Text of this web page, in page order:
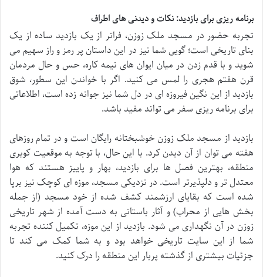
برنامه ریزی برای بازدید: نکات و دیدنی های اطراف
تجربه حضور در مسجد ملک زوزن، فراتر از یک بازدید ساده از یک
بنای تاریخی است؛ گویی شما نیز در این داستان پر رمز و راز سهیم می
شوید و با قدم زدن در میان ایوان های نیمه کاره، حس و حال مردمان
قرن هفتم هجری را لمس می کنید. اگر با خواندن این سطور، شوق
بازدید از این نگین فیروزه ای در دل شما نیز جوانه زده است، اطلاعاتی
برای برنامه ریزی سفر می تواند مفید باشد.
بازدید از مسجد ملک زوزن خوشبختانه رایگان است و در تمام روزهای
هفته می توان از آن دیدن کرد. با این حال، با توجه به موقعیت کویری
منطقه، بهترین فصل ها برای بازدید، بهار و پاییز هستند که هوا
معتدل تر و دلپذیرتر است. در نزدیکی مسجد، موزه ای کوچک نیز برپا
شده است که بقایای ارزشمند کشف شده از خود مسجد (از جمله
بخش هایی از محراب) و آثار باستانی به دست آمده از شهر تاریخی
زوزن در آن نگهداری می شود. بازدید از این موزه، تکمیل کننده تجربه
شما از این سایت تاریخی خواهد بود و به شما کمک می کند تا
جزئیات بیشتری از گذشته پربار این منطقه را درک کنید.